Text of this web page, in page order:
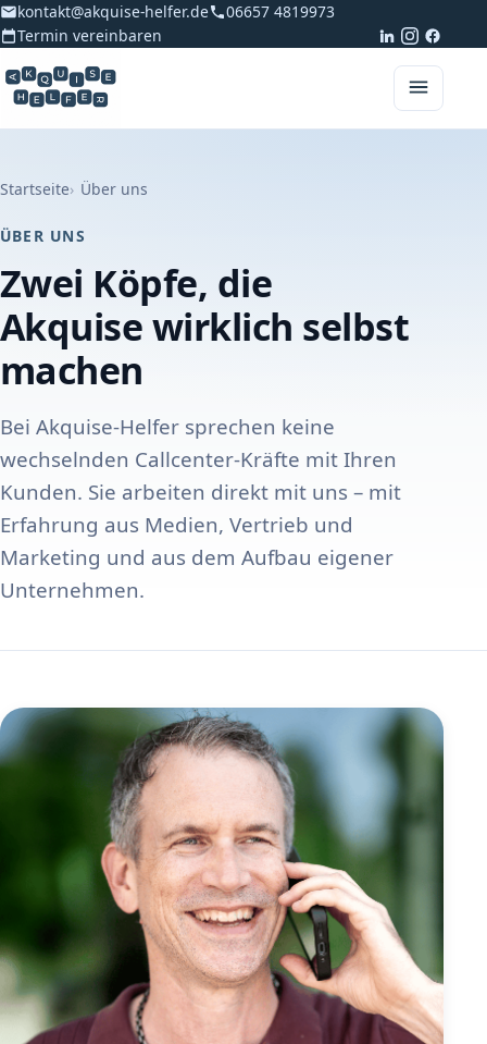
kontakt@akquise-helfer.de
06657 4819973
Termin vereinbaren
Startseite Über uns
ÜBER UNS
Zwei Köpfe, die
Akquise wirklich selbst
machen
Bei Akquise-Helfer sprechen keine
wechselnden Callcenter-Kräfte mit Ihren
Kunden. Sie arbeiten direkt mit uns – mit
Erfahrung aus Medien, Vertrieb und
Marketing und aus dem Aufbau eigener
Unternehmen.